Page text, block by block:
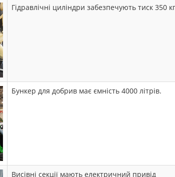
Гідравлічні циліндри забезпечують тиск 350
Бункер для добрив має ємність 4000 літрів.
Висівні секції мають електричний привід